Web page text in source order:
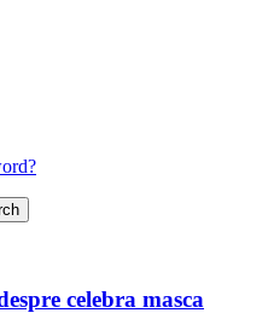
celebra masca